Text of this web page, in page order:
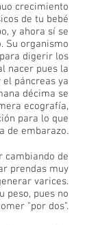
crecimiento
de tu bebé
y ahora sí se
Su organismo
digerir los
nacer pues la
páncreas ya
décima se
ecografía,
para lo que
de embarazo.
cambiando de
prendas muy
varices.
peso, pues no
"por dos".